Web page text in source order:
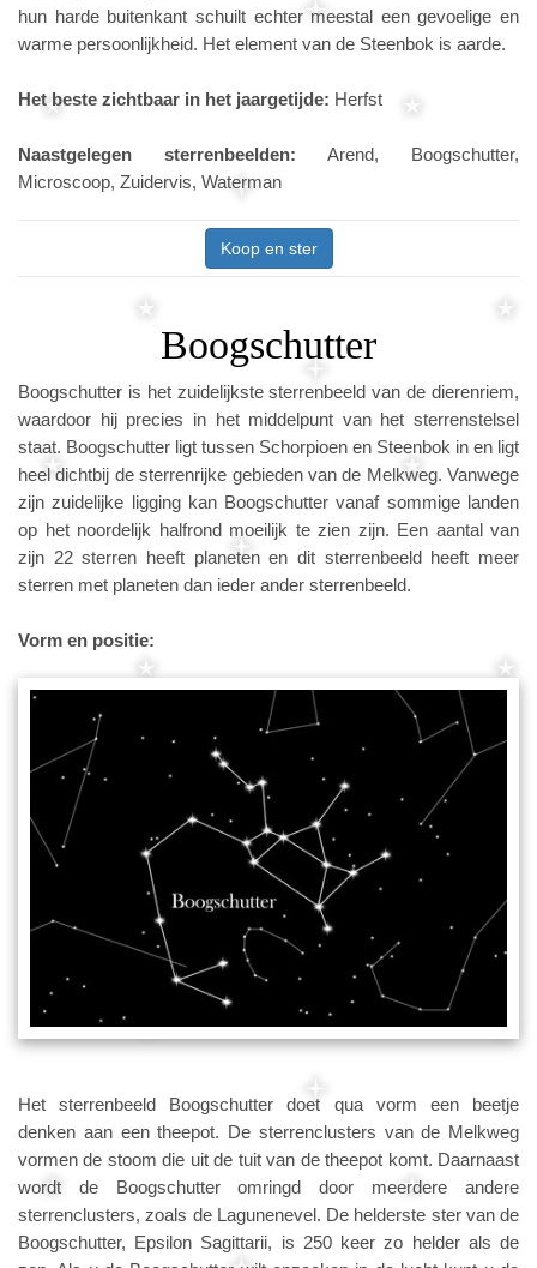
hun harde buitenkant schuilt echter meestal een gevoelige en
warme persoonlijkheid. Het element van de Steenbok is aarde.
Het beste zichtbaar in het jaargetijde: Herfst
Naastgelegen sterrenbeelden: Arend, Boogschutter,
Microscoop, Zuidervis, Waterman
Koop en ster
Boogschutter
Boogschutter is het zuidelijkste sterrenbeeld van de dierenriem,
waardoor hij precies in het middelpunt van het sterrenstelsel
staat. Boogschutter ligt tussen Schorpioen en Steenbok in en ligt
heel dichtbij de sterrenrijke gebieden van de Melkweg. Vanwege
zijn zuidelijke ligging kan Boogschutter vanaf sommige landen
op het noordelijk halfrond moeilijk te zien zijn. Een aantal van
zijn 22 sterren heeft planeten en dit sterrenbeeld heeft meer
sterren met planeten dan ieder ander sterrenbeeld.
Vorm en positie:
Het sterrenbeeld Boogschutter doet qua vorm een beetje
denken aan een theepot. De sterrenclusters van de Melkweg
vormen de stoom die uit de tuit van de theepot komt. Daarnaast
wordt de Boogschutter omringd door meerdere andere
sterrenclusters, zoals de Lagunenevel. De helderste ster van de
Boogschutter, Epsilon Sagittarii, is 250 keer zo helder als de